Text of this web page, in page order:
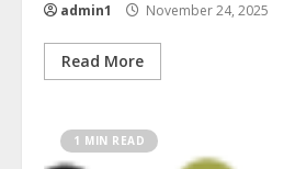
admin1 November 24, 2025
Read More
1 MIN READ